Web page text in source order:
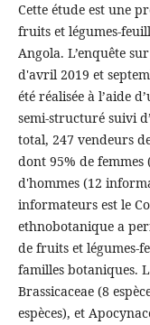
Cette étude est une
fruits et légumes-
Angola. L’enquête
d'avril 2019 et
été réalisée à l’aide
semi-structuré suivi
total, 247 vendeurs
dont 95% de
d'hommes (12
informateurs est le
ethnobotanique a
de fruits et légumes-
familles botaniques.
Brassicaceae (8
espèces), et